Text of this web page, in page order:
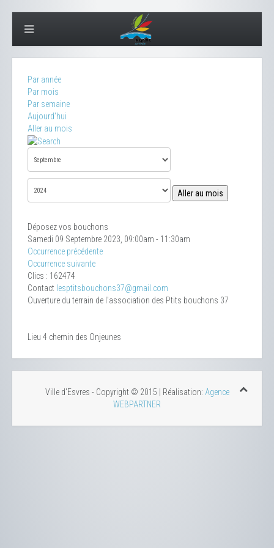
Par année
Par mois
Par semaine
Aujourd'hui
Aller au mois
Aller au mois
Déposez vos bouchons
Samedi 09 Septembre 2023, 09:00am - 11:30am
Occurrence précédente
Occurrence suivante
Clics : 162474
Contact lesptitsbouchons37@gmail.com
Ouverture du terrain de l'association des Ptits bouchons 37
Lieu 4 chemin des Onjeunes
Ville d'Esvres - Copyright © 2015 | Réalisation: Agence
WEBPARTNER